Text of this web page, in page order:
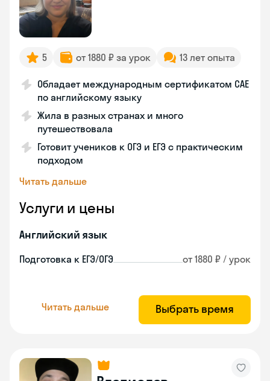
5 от 1880 ₽ за урок 13 лет опыта
Обладает международным сертификатом CAE
по английскому языку
Жила в разных странах и много
путешествовала
Готовит учеников к ОГЭ и ЕГЭ с практическим
подходом
Читать дальше
Услуги и цены
Английский язык
Подготовка к ЕГЭ/ОГЭ от 1880 ₽ / урок
Читать дальше Выбрать время